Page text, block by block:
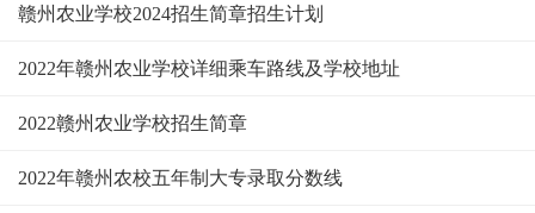
赣州农业学校2024招生简章招生计划
2022年赣州农业学校详细乘车路线及学校地址
2022赣州农业学校招生简章
2022年赣州农校五年制大专录取分数线